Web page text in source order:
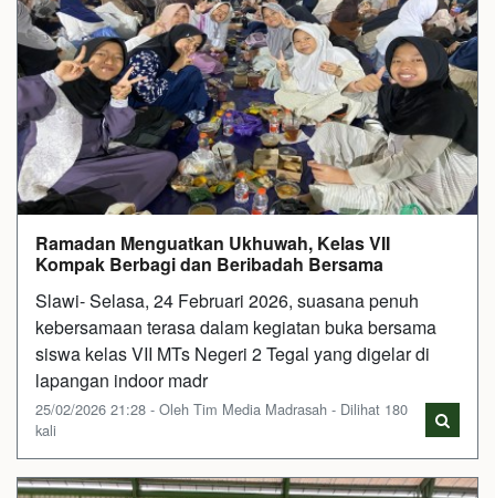
Ramadan Menguatkan Ukhuwah, Kelas VII
Kompak Berbagi dan Beribadah Bersama
Slawi- Selasa, 24 Februari 2026, suasana penuh
kebersamaan terasa dalam kegiatan buka bersama
siswa kelas VII MTs Negeri 2 Tegal yang digelar di
lapangan indoor madr
25/02/2026 21:28 - Oleh Tim Media Madrasah - Dilihat 180
kali